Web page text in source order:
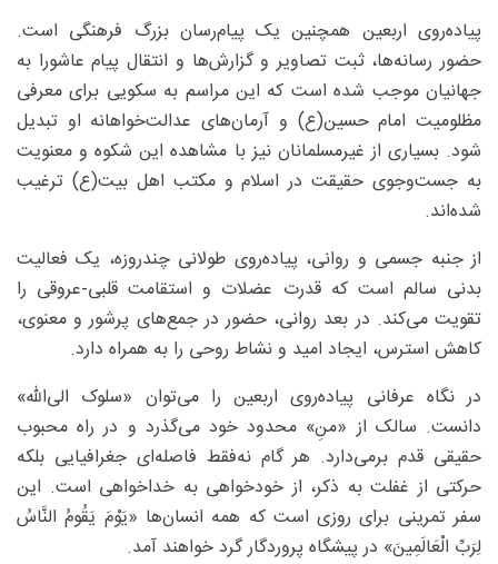
پیاده‌روی اربعین همچنین یک پیام‌رسان بزرگ فرهنگی است.
حضور رسانه‌ها، ثبت تصاویر و گزارش‌ها و انتقال پیام عاشورا به
جهانیان موجب شده است که این مراسم به سکویی برای معرفی
مظلومیت امام حسین(ع) و آرمان‌های عدالت‌خواهانه او تبدیل
شود. بسیاری از غیرمسلمانان نیز با مشاهده این شکوه و معنویت
به جست‌وجوی حقیقت در اسلام و مکتب اهل بیت(ع) ترغیب
شده‌اند.
از جنبه جسمی و روانی، پیاده‌روی طولانی چندروزه، یک فعالیت
بدنی سالم است که قدرت عضلات و استقامت قلبی-عروقی را
تقویت می‌کند. در بعد روانی، حضور در جمع‌های پرشور و معنوی،
کاهش استرس، ایجاد امید و نشاط روحی را به همراه دارد.
در نگاه عرفانی پیاده‌روی اربعین را می‌توان «سلوک الی‌الله»
دانست. سالک از «منِ» محدود خود می‌گذرد و در راه محبوب
حقیقی قدم برمی‌دارد. هر گام نه‌فقط فاصله‌ای جغرافیایی بلکه
حرکتی از غفلت به ذکر، از خودخواهی به خداخواهی است. این
سفر تمرینی برای روزی است که همه انسان‌ها «یَوْمَ یَقُومُ النَّاسُ
لِرَبِّ الْعَالَمِینَ» در پیشگاه پروردگار گرد خواهند آمد.